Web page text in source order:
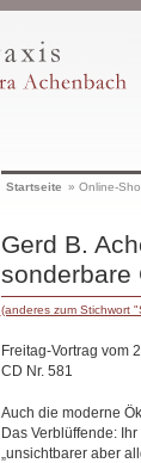
Startseite » Online-
Gerd B.
sonderbare
(anderes zum Stichwort
Freitag-Vortrag vom
CD Nr. 581
Auch die moderne
Das Verblüffende:
„unsichtbarer aber